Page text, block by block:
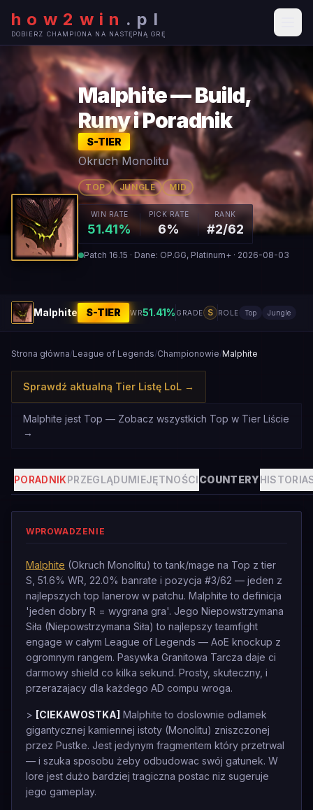
how2win . pl
DOBIERZ CHAMPIONA NA NASTĘPNĄ GRĘ
Malphite — Build,
Runy i Poradnik
S-TIER
Okruch Monolitu
TOP JUNGLE MID
WIN RATE
51.41%
PICK RATE
6%
RANK
#2/62
Patch 16.15 · Dane: OP.GG, Platinum+ · 2026-08-03
Malphite S-TIER WR51.41% GRADE S ROLE Top Jungle
Strona główna/League of Legends/Championowie/Malphite
Sprawdź aktualną Tier Listę LoL →
Malphite jest Top — Zobacz wszystkich Top w Tier Liście
→
PORADNIKPRZEGLĄDUMIEJĘTNOŚCICOUNTERYHISTORIA
WPROWADZENIE
Malphite (Okruch Monolitu) to tank/mage na Top z tier
S, 51.6% WR, 22.0% banrate i pozycja #3/62 — jeden z
najlepszych top lanerow w patchu. Malphite to definicja
'jeden dobry R = wygrana gra'. Jego Niepowstrzymana
Siła (Niepowstrzymana Siła) to najlepszy teamfight
engage w całym League of Legends — AoE knockup z
ogromnym rangem. Pasywka Granitowa Tarcza daje ci
darmowy shield co kilka sekund. Prosty, skuteczny, i
przerazajacy dla każdego AD compu wroga.
> [CIEKAWOSTKA] Malphite to doslownie odlamek
gigantycznej kamiennej istoty (Monolitu) zniszczonej
przez Pustke. Jest jedynym fragmentem który przetrwal
— i szuka sposobu żeby odbudowac swój gatunek. W
lore jest dużo bardziej tragiczna postac niz sugeruje
jego gameplay.